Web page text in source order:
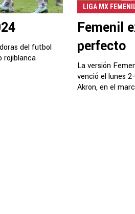
del futbol
rojiblanca
LIGA MX
Femenil
perfecto
La versión
venció el lunes
Akron, en el